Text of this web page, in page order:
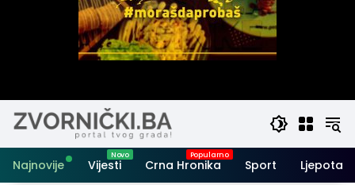
Najnovije Vijesti Crna Hronika Sport Ljepota i